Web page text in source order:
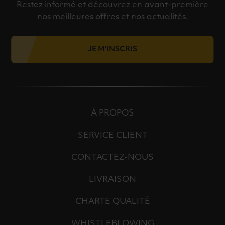
Restez informé et découvrez en avant-première
nos meilleures offres et nos actualités.
JE M'INSCRIS
À PROPOS
SERVICE CLIENT
CONTACTEZ-NOUS
LIVRAISON
CHARTE QUALITÉ